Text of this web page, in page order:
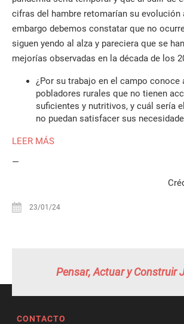
cifras del hambre retomarían su evolución
embargo debemos constatar que no
siguen yendo al alza y pareciera que se
mejorías observadas en la década de los
¿Por su trabajo en el campo conoce
pobladores rurales que no tienen
suficientes y nutritivos, y cuál sería
no puedan satisfacer sus
LEER MÁS
—
23/01/24
Pensar, Actuar y Construir
CONTACTO